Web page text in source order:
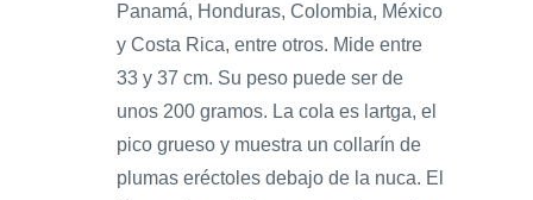
Panamá, Honduras, Colombia, México
y Costa Rica, entre otros. Mide entre
33 y 37 cm. Su peso puede ser de
unos 200 gramos. La cola es lartga, el
pico grueso y muestra un collarín de
plumas eréctoles debajo de la nuca. El